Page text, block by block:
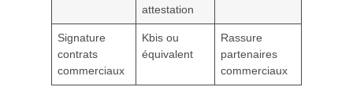
attestation
Signature
contrats
commerciaux
Kbis ou
équivalent
Rassure
partenaires
commerciaux